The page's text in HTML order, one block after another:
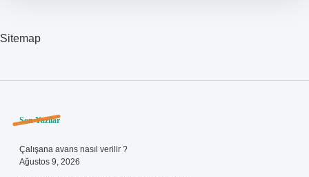
Sitemap
Sidebar
Son Yazılar
Çalışana avans nasıl verilir ?
Ağustos 9, 2026